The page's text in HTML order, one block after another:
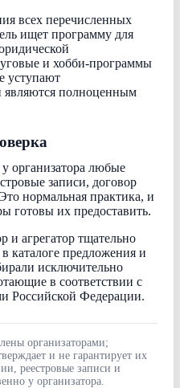
всех перечисленных
ищет программу для
и хобби-программы
уступают
являются полноценным
организатора любые
записи, договор
нормальная практика, и
готовы их предоставить.
и агрегатор тщательно
каталоге предложения и
исключительно
в соответствии с
Российской Федерации.
организаторами;
и не гарантирует их
реестровые записи и
у организатора.